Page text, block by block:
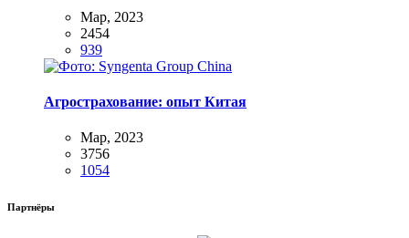
Мар, 2023
2454
939
Агрострахование: опыт Китая
Мар, 2023
3756
1054
Партнёры